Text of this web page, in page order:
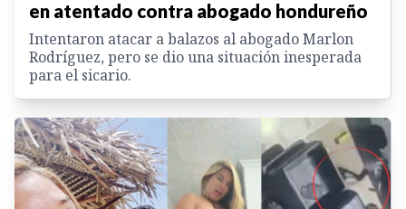
en atentado contra abogado hondureño
Intentaron atacar a balazos al abogado Marlon
Rodríguez, pero se dio una situación inesperada
para el sicario.